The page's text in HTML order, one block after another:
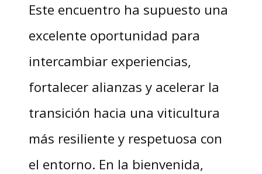
Este encuentro ha supuesto una
excelente oportunidad para
intercambiar experiencias,
fortalecer alianzas y acelerar la
transición hacia una viticultura
más resiliente y respetuosa con
el entorno. En la bienvenida,